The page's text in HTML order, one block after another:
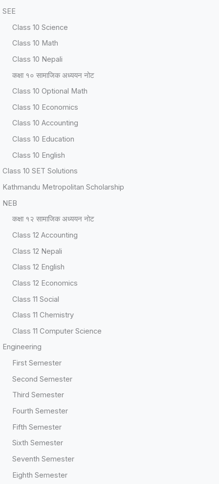
SEE
Class 10 Science
Class 10 Math
Class 10 Nepali
कक्षा १० सामाजिक अध्ययन नोट
Class 10 Optional Math
Class 10 Economics
Class 10 Accounting
Class 10 Education
Class 10 English
Class 10 SET Solutions
Kathmandu Metropolitan Scholarship
NEB
कक्षा १२ सामाजिक अध्ययन नोट
Class 12 Accounting
Class 12 Nepali
Class 12 English
Class 12 Economics
Class 11 Social
Class 11 Chemistry
Class 11 Computer Science
Engineering
First Semester
Second Semester
Third Semester
Fourth Semester
Fifth Semester
Sixth Semester
Seventh Semester
Eighth Semester